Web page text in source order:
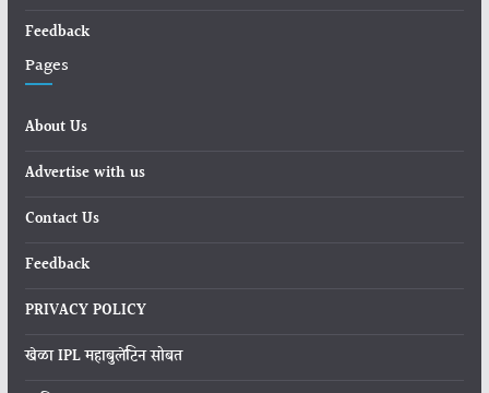
Feedback
Pages
About Us
Advertise with us
Contact Us
Feedback
PRIVACY POLICY
खेळा IPL महाबुलेटिन सोबत